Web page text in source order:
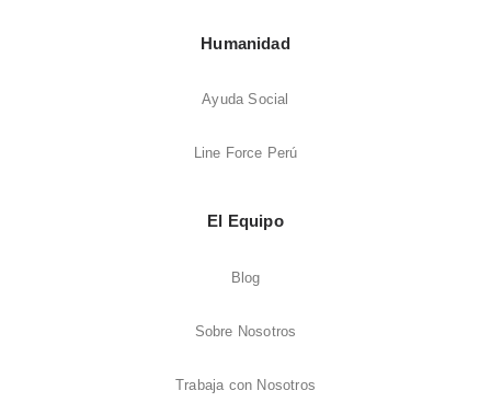
Humanidad
Ayuda Social
Line Force Perú
El Equipo
Blog
Sobre Nosotros
Trabaja con Nosotros